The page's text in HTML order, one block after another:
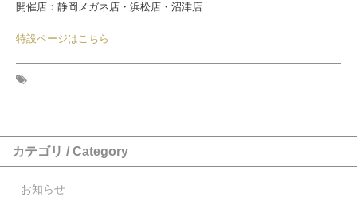
開催店：静岡メガネ店・浜松店・沼津店
特設ページはこちら
カテゴリ / Category
お知らせ